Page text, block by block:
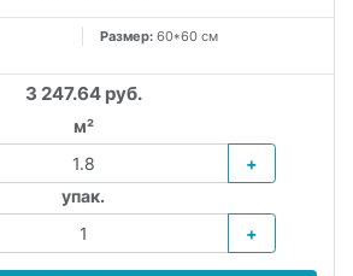
Размер: 60*60 см
3 247.64 руб.
м²
+
упак.
+